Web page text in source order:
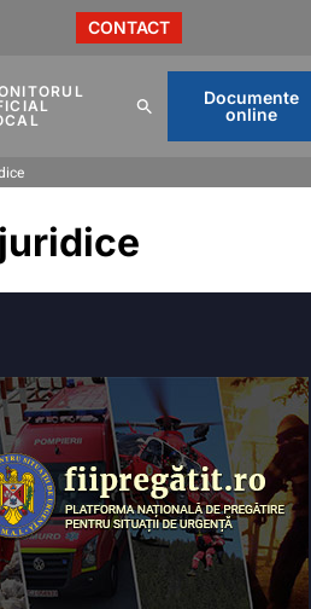
CONTACT
Documente
online